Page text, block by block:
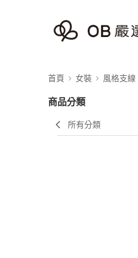
首頁 女裝 風格支線
商品分類
所有分類